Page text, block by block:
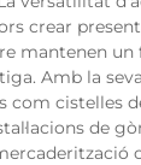
crear
mantenen
Amb la
com cistelles
de